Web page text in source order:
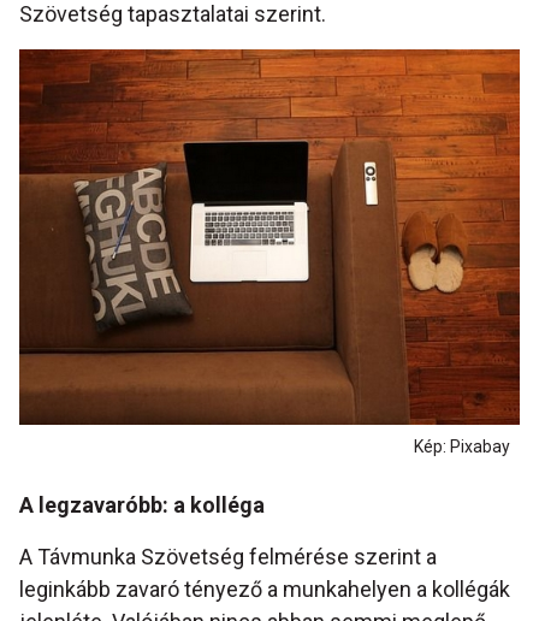
Szövetség tapasztalatai szerint.
Kép: Pixabay
A legzavaróbb: a kolléga
A Távmunka Szövetség felmérése szerint a
leginkább zavaró tényező a munkahelyen a kollégák